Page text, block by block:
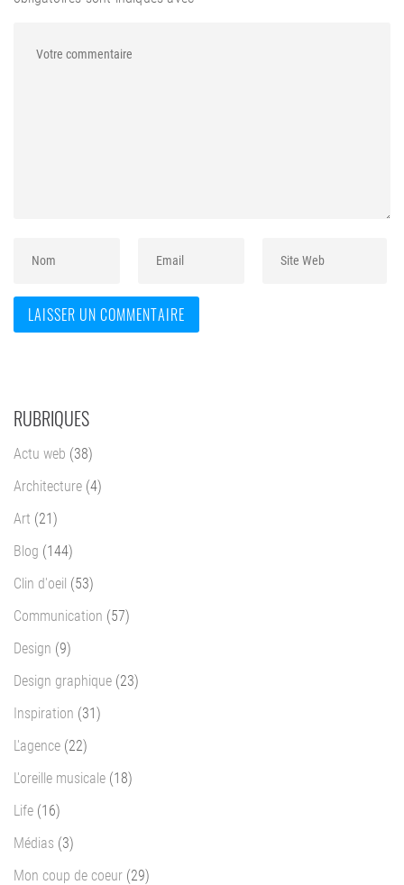
RUBRIQUES
Actu web (38)
Architecture (4)
Art (21)
Blog (144)
Clin d'oeil (53)
Communication (57)
Design (9)
Design graphique (23)
Inspiration (31)
L'agence (22)
L'oreille musicale (18)
Life (16)
Médias (3)
Mon coup de coeur (29)